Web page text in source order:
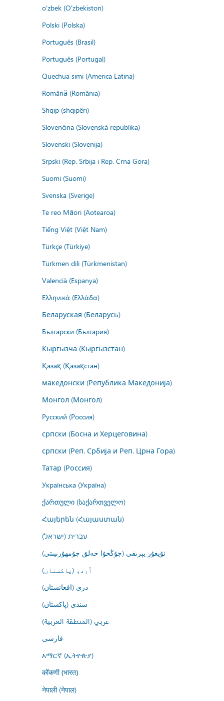
o'zbek (O'zbekiston)
Polski (Polska)
Português (Brasil)
Português (Portugal)
Quechua simi (America Latina)
Română (România)
Shqip (shqipëri)
Slovenčina (Slovenská republika)
Slovenski (Slovenija)
Srpski (Rep. Srbija i Rep. Crna Gora)
Suomi (Suomi)
Svenska (Sverige)
Te reo Māori (Aotearoa)
Tiếng Việt (Việt Nam)
Türkçe (Türkiye)
Türkmen dili (Türkmenistan)
Valencià (Espanya)
Ελληνικά (Ελλάδα)
Беларуская (Беларусь)
Български (България)
Кыргызча (Кыргызстан)
Қазақ (Қазақстан)
македонски (Република Македонија)
Монгол (Монгол)
Русский (Россия)
српски (Босна и Херцеговина)
српски (Реп. Србија и Реп. Црна Гора)
Татар (Россия)
Українська (Україна)
ქართული (საქართველო)
Հայերեն (Հայաստան)
עברית (ישראל)
ئۇيغۇر يېزىقى (جۇڭخۇا خەلق جۇمھۇرىيىتى)
اُردو (پاکستان)
درى (افغانستان)
سنڌي (پاکستان)
عربي (المنطقة العربية)
فارسى
አማርኛ (ኢትዮጵያ)
कोंकणी (भारत)
नेपाली (नेपाल)